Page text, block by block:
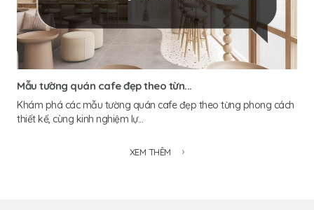
Mẫu tường quán cafe đẹp theo từn...
Khám phá các mẫu tường quán cafe đẹp theo từng phong cách
thiết kế, cùng kinh nghiệm lự...
XEM THÊM